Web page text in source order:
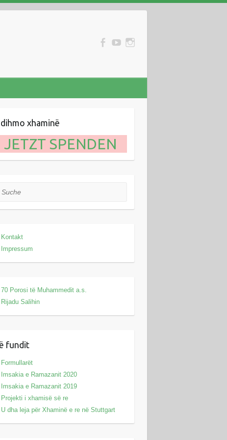
xhaminë
JETZT SPENDEN
Kontakt
Impressum
70 Porosi të Muhammedit a.s.
Rijadu Salihin
fundit
Formullarët
Imsakia e Ramazanit 2020
Imsakia e Ramazanit 2019
Projekti i xhamisë së re
U dha leja për Xhaminë e re në Stuttgart